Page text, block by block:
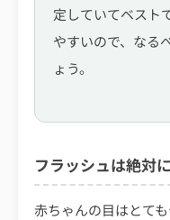
定していてベスト
やすいので、なる
ょう。
フラッシュは絶対
赤ちゃんの目はとても